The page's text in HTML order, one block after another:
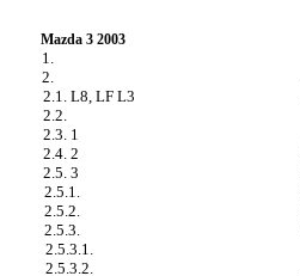
Mazda 3 2003
1.
2.
2.1. L8, LF L3
2.2.
2.3. 1
2.4. 2
2.5. 3
2.5.1.
2.5.2.
2.5.3.
2.5.3.1.
2.5.3.2.